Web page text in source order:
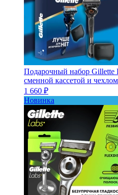
Подарочный набор Gillette
сменной кассетой и
1 660 ₽
Новинка